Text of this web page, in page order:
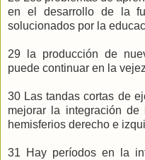
en el desarrollo de la
solucionados por la
29 la producción de
puede continuar en la vejez
30 Las tandas cortas de
mejorar la integración
hemisferios derecho e
31 Hay períodos en la